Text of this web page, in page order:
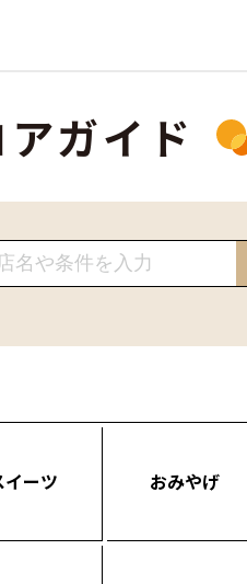
ガイド
イーツ おみやげ